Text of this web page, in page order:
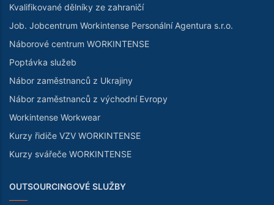
Kvalifikované dělníky ze zahraničí
Job. Jobcentrum Workintense Personální Agentura s.r.o.
Náborové centrum WORKINTENSE
Poptávka služeb
Nábor zaměstnanců z Ukrajiny
Nábor zaměstnanců z východní Evropy
Workintense Workwear
Kurzy řidiče VZV WORKINTENSE
Kurzy svářeče WORKINTENSE
OUTSOURCINGOVÉ SLUŽBY